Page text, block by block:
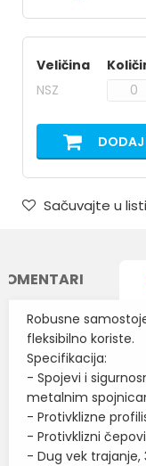
Veličina
NSZ
DODAJ
Sačuvajte u
Robusne
fleksibilno koriste.
Specifikacija:
- Spojevi i
metalnim
- Protivklizne
- Protivklizni
- Dug vek trajanje,